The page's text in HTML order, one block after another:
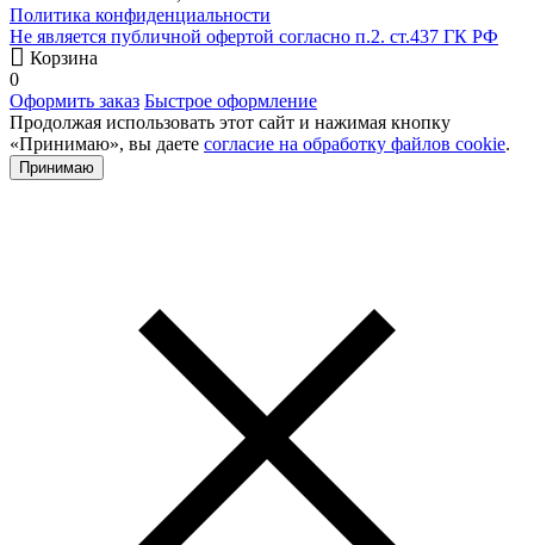
Политика конфиденциальности
Не является публичной офертой согласно п.2. ст.437 ГК РФ
Корзина
0
Оформить заказ Быстрое оформление
Продолжая использовать этот сайт и нажимая кнопку
«Принимаю», вы даете согласие на обработку файлов cookie.
Принимаю